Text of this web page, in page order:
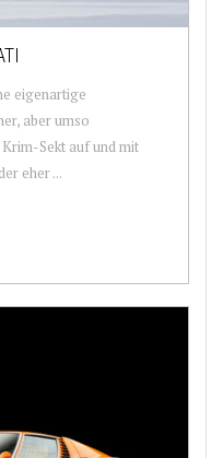
eigenartige
aber umso
Sekt auf und mit
eher ...